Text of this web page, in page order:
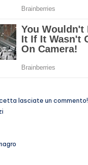
lasciate un commento!